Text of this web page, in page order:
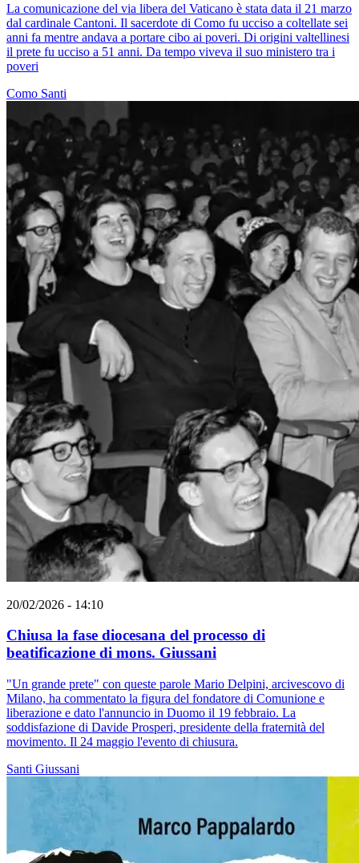
La comunicazione del via libera del Vaticano è stata data il 21 marzo
dal cardinale Cantoni. Il sacerdote di Como fu ucciso a coltellate sei
anni fa mentre andava a portare cibo ai poveri. Di origini valtellinesi
il prete fu ucciso a 51 anni. Da tempo viveva il suo ministero tra i
poveri
Como Santi
20/02/2026 - 14:10
Chiusa la fase diocesana del processo di
beatificazione di mons. Giussani
"Un grande prete" con queste parole Mario Delpini, arcivescovo di
Milano, ha commentato la figura del fondatore di Comunione e
liberazione e dato l'annuncio in Duomo il 19 febbraio. La
soddisfazione di Davide Prosperi, presidente della fraternità del
movimento. Il 24 maggio l'evento di chiusura.
Santi Giussani